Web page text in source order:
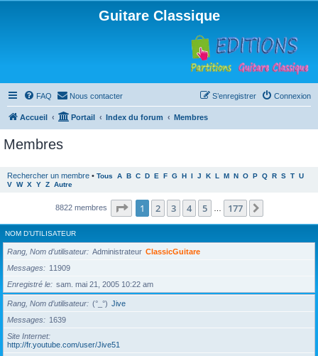
Guitare Classique
FAQ Nous contacter Connexion
S’enregistrer
Accueil Portail Index du forum Membres
Membres
Rechercher un membre • Tous A B C D E F G H I J K L M N O P Q R S T U
V W X Y Z Autre
8822 membres Page 1sur177
1 2 3 4 5 177
NOM D’UTILISATEUR
Rang, Nom d’utilisateur Administrateur ClassicGuitare
Messages
11909
Enregistré le
sam. mai 21, 2005 10:22 am
Rang, Nom d’utilisateur (°_°) Jive
Messages
1639
Site Internet
http://fr.youtube.com/user/Jive51